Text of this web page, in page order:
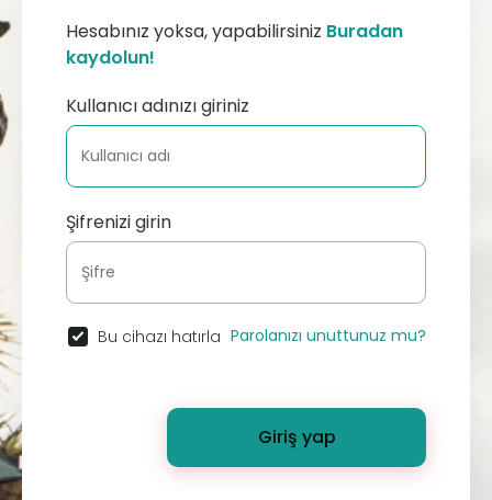
Hesabınız yoksa, yapabilirsiniz Buradan
kaydolun!
Kullanıcı adınızı giriniz
Şifrenizi girin
Bu cihazı hatırla Parolanızı unuttunuz mu?
Giriş yap